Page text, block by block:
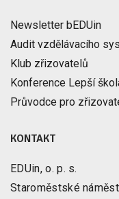
Newsletter bEDUin
Audit vzdělávacího
Klub zřizovatelů
Konference Lepší
Průvodce pro
KONTAKT
EDUin, o. p. s.
Staroměstské